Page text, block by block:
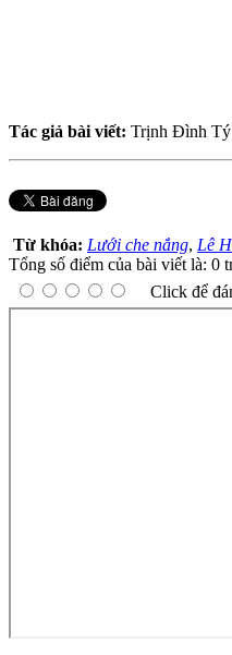
Tác giả bài viết: Trịnh Đình Tý
Từ khóa: Lưới che nắng, Lê
Tổng số điểm của bài viết là: 0
Click để